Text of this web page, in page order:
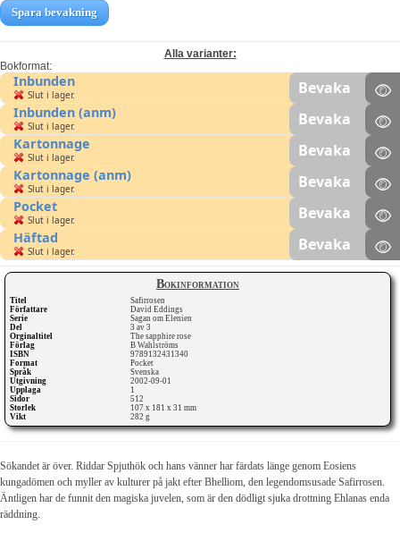
Bokinformation
Titel
Safirrosen
Författare
David Eddings
Serie
Sagan om Elenien
Del
3 av 3
Orginaltitel
The sapphire rose
Förlag
B Wahlströms
ISBN
9789132431340
Format
Pocket
Språk
Svenska
Utgivning
2002-09-01
Upplaga
1
Sidor
512
Storlek
107 x 181 x 31 mm
Vikt
282 g
Spara bevakning
Alla varianter:
Bokformat:
Inbunden
Slut i lager. Bevaka
Inbunden (anm)
Slut i lager. Bevaka
Kartonnage
Slut i lager. Bevaka
Kartonnage (anm)
Slut i lager. Bevaka
Pocket
Slut i lager. Bevaka
Häftad
Slut i lager. Bevaka
Sökandet är över. Riddar Spjuthök och hans vänner har färdats länge genom Eosiens
kungadömen och myller av kulturer på jakt efter Bhelliom, den legendomsusade Safirrosen.
Äntligen har de funnit den magiska juvelen, som är den dödligt sjuka drottning Ehlanas enda
räddning.